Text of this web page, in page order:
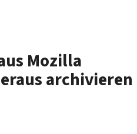
Mozilla
archivieren